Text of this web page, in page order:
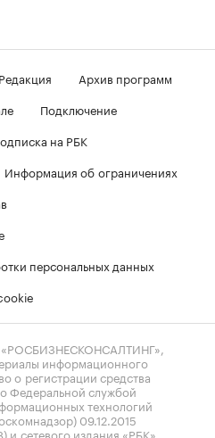
Редакция
Архив программ
Подключение
на РБК
Информация об ограничениях
персональных данных
информационного
о регистрации средства
Федеральной службой
технологий
09.12.2015
сетевого издания «РБК»